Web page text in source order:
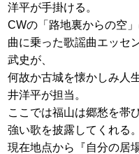
洋平が手掛ける。
CWの「路地裏からの空
曲に乗った歌謡曲エッセ
武史が、
何故か古城を懐かしみ人
井洋平が担当。
ここでは福山は郷愁を帯
強い歌を披露してくれる。
現在地点から『自分の居